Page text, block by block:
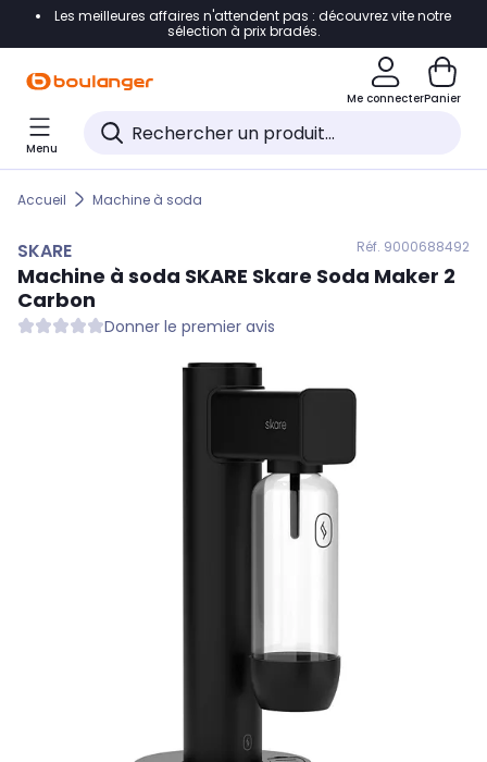
Accéder directement à la navigation
Accéder directement au pied de page
Accéder directement au chatbot
Les meilleures affaires n'attendent pas : découvrez vite notre
sélection à prix bradés.
Me connecterPanier
Menu
Accueil Machine à soda
SKARE Réf. 9000688492
Machine à soda SKARE Skare Soda Maker 2
Carbon
Donner le premier avis